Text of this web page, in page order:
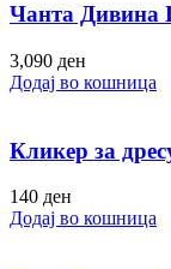
Чанта Дивина
3,090 ден
Додај во кошница
Кликер за
140 ден
Додај во кошница